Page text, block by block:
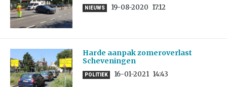
NIEUWS 19-08-2020 17:12
Harde aanpak zomeroverlast
Scheveningen
POLITIEK 16-01-2021 14:43